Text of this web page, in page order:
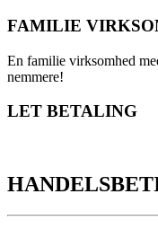
FAMILIE
En familie virksomhed
nemmere!
LET BETALING